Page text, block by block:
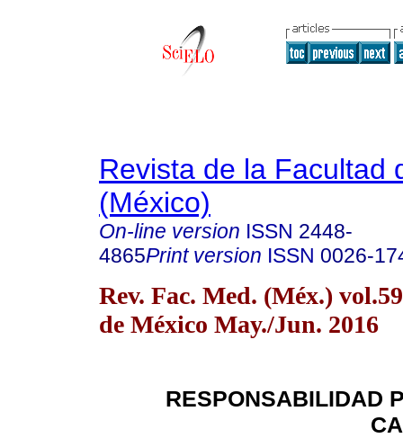
Revista de la Facultad
(México)
On-line version ISSN 2448-
4865Print version ISSN 0026-
Rev. Fac. Med. (Méx.)
de México May./Jun. 2016
RESPONSABILIDAD